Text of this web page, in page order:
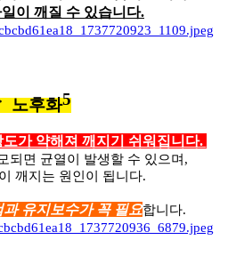
이 깨질 수 있습니다.
후화5
가 약해져 깨지기 쉬워집니다.
되면 균열이 발생할 수 있으며,
깨지는 원인이 됩니다.
과 유지보수가 꼭 필요합니다.